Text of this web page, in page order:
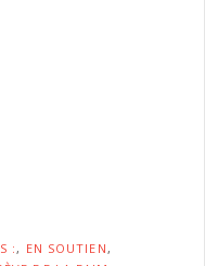
:, EN SOUTIEN,